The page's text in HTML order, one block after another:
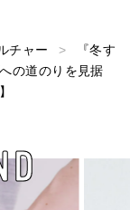
チャー
『冬す
の道のりを見据